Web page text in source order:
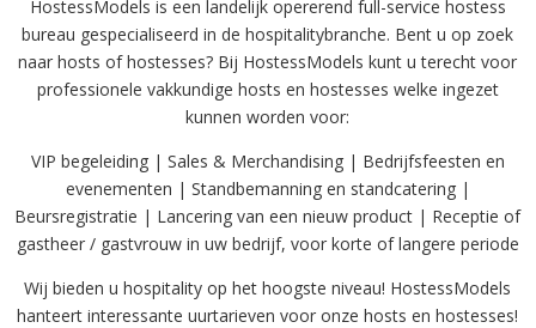
HostessModels is een landelijk opererend full-service hostess
bureau gespecialiseerd in de hospitalitybranche. Bent u op zoek
naar hosts of hostesses? Bij HostessModels kunt u terecht voor
professionele vakkundige hosts en hostesses welke ingezet
kunnen worden voor:
VIP begeleiding | Sales & Merchandising | Bedrijfsfeesten en
evenementen | Standbemanning en standcatering |
Beursregistratie | Lancering van een nieuw product | Receptie of
gastheer / gastvrouw in uw bedrijf, voor korte of langere periode
Wij bieden u hospitality op het hoogste niveau! HostessModels
hanteert interessante uurtarieven voor onze hosts en hostesses!